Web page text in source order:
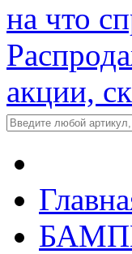
на что
акции,